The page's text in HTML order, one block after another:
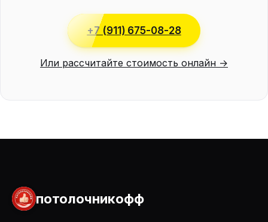
+7 (911) 675-08-28
Или рассчитайте стоимость онлайн →
потолочникофф